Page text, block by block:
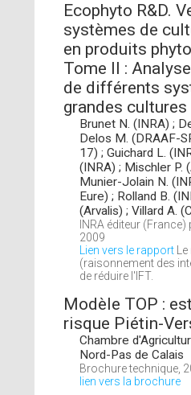
Ecophyto R&D.
systèmes de
en produits
Tome II :
de différents
grandes cultures
Brunet N. (INRA) ;
Delos M. (DRAAF-
17) ; Guichard L.
(INRA) ; Mischler P.
Munier-Jolain N.
Eure) ; Rolland B.
(Arvalis) ; Villard A.
INRA éditeur (France)
2009
Lien vers le rapport
(raisonnement des
de réduire l'IFT.
Modèle TOP :
risque Piétin-
Chambre
Nord-Pas de Calais
Brochure technique,
lien vers la brochure